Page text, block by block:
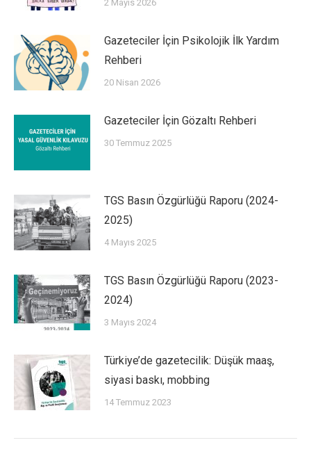
2 Mayıs 2026
Gazeteciler İçin Psikolojik İlk Yardım
Rehberi
20 Nisan 2026
Gazeteciler İçin Gözaltı Rehberi
30 Temmuz 2025
TGS Basın Özgürlüğü Raporu (2024-
2025)
4 Mayıs 2025
TGS Basın Özgürlüğü Raporu (2023-
2024)
3 Mayıs 2024
Türkiye’de gazetecilik: Düşük maaş,
siyasi baskı, mobbing
14 Temmuz 2023